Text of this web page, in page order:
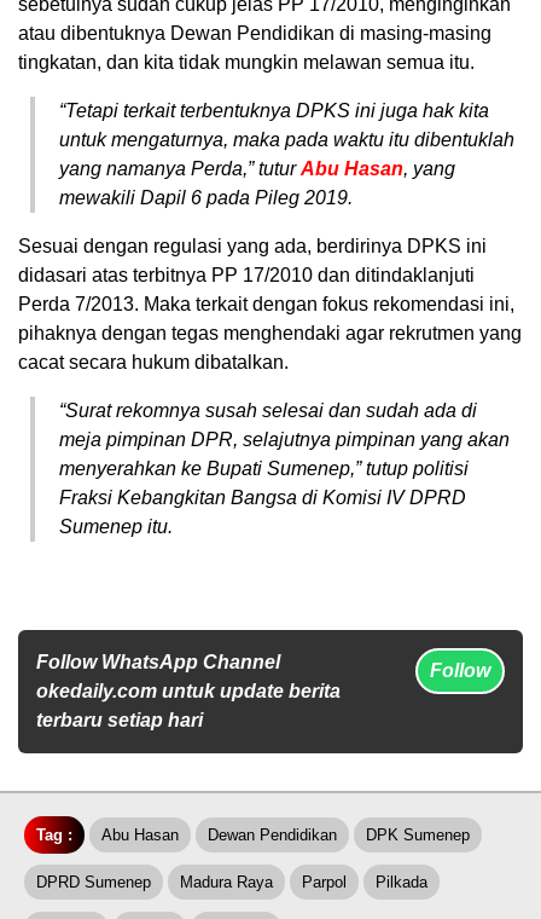
sebetulnya sudah cukup jelas PP 17/2010, menginginkan
atau dibentuknya Dewan Pendidikan di masing-masing
tingkatan, dan kita tidak mungkin melawan semua itu.
“Tetapi terkait terbentuknya DPKS ini juga hak kita
untuk mengaturnya, maka pada waktu itu dibentuklah
yang namanya Perda,” tuturAbu Hasan, yang
mewakili Dapil 6 pada Pileg 2019.
Sesuai dengan regulasi yang ada, berdirinya DPKS ini
didasari atas terbitnya PP 17/2010 dan ditindaklanjuti
Perda 7/2013. Maka terkait dengan fokus rekomendasi ini,
pihaknya dengan tegas menghendaki agar rekrutmen yang
cacat secara hukum dibatalkan.
“Surat rekomnya susah selesai dan sudah ada di
meja pimpinan DPR, selajutnya pimpinan yang akan
menyerahkan ke Bupati Sumenep,” tutup politisi
Fraksi Kebangkitan Bangsa di Komisi IV DPRD
Sumenep itu.
Follow WhatsApp Channel
okedaily.com untuk update berita
terbaru setiap hari
Follow
Tag : Abu Hasan Dewan Pendidikan DPK Sumenep
DPRD Sumenep Madura Raya Parpol Pilkada